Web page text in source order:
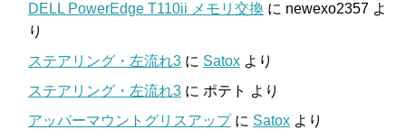
DELL PowerEdge T110ii メモリ交換 に newexo2357 よ
り
ステアリング・左流れ3 に Satox より
ステアリング・左流れ3 に ポテト より
アッパーマウントグリスアップに Satox より